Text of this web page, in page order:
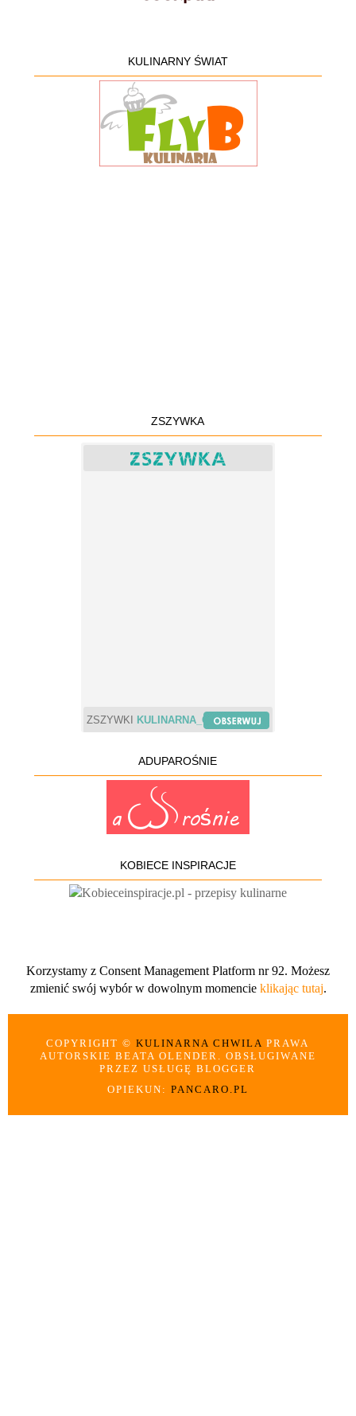
KULINARNY ŚWIAT
ZSZYWKA
ZSZYWKI KULINARNA_CHWILA
ADUPAROŚNIE
KOBIECE INSPIRACJE
Korzystamy z Consent Management Platform nr 92. Możesz
zmienić swój wybór w dowolnym momencie klikając tutaj.
COPYRIGHT ©KULINARNA CHWILAPRAWA
AUTORSKIE BEATA OLENDER. OBSŁUGIWANE
PRZEZ USŁUGĘ BLOGGER
OPIEKUN: PANCARO.PL